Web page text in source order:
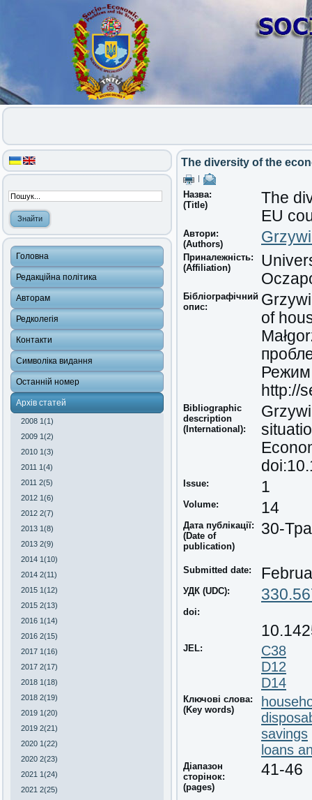
Головна
Редакційна політика
Авторам
Редколегія
Контакти
Символіка видання
Останній номер
Архів статей
2008 1(1)
2009 1(2)
2010 1(3)
2011 1(4)
2011 2(5)
2012 1(6)
2012 2(7)
2013 1(8)
2013 2(9)
2014 1(10)
2014 2(11)
2015 1(12)
2015 2(13)
2016 1(14)
2016 2(15)
2017 1(16)
2017 2(17)
2018 1(18)
2018 2(19)
2019 1(20)
2019 2(21)
2020 1(22)
2020 2(23)
2021 1(24)
2021 2(25)
The diversity of the
Назва:
(Title)
The
EU
Автори:
(Authors)
Приналежність:
(Affiliation)
Бібліографічний
опис:
of
Режим
http://
Bibliographic
description
(International):
Issue: 1
Volume: 14
Дата публікації:
(Date of
publication)
30-
Submitted date:
УДК (UDC):
doi:
JEL:
C38
D12
D14
Ключові слова:
(Key words)
savings
loans
Діапазон
сторінок:
(pages)
41-46